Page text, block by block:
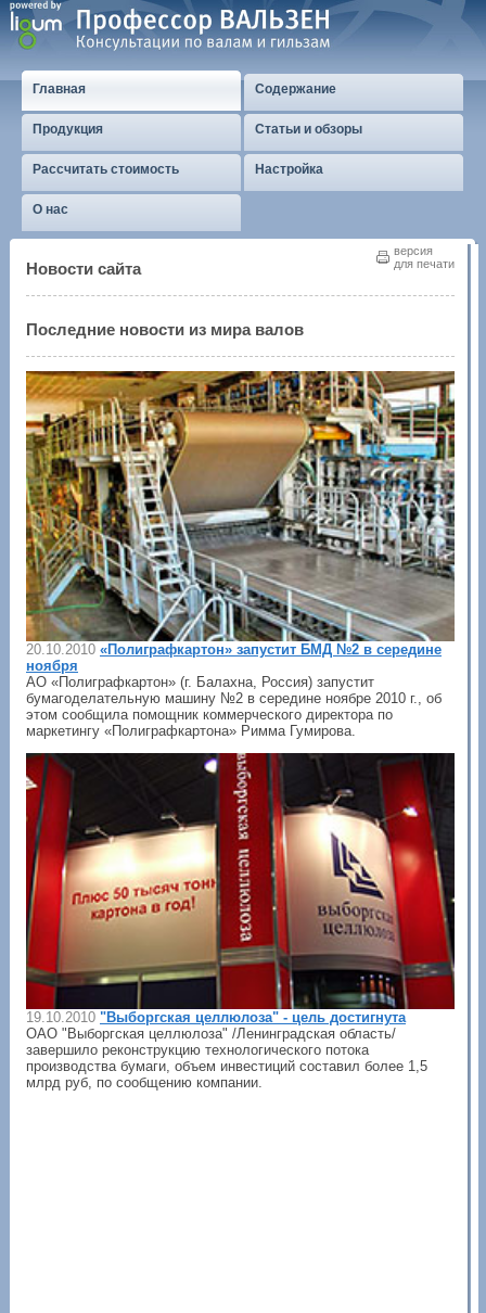
Главная Содержание
Продукция Статьи и обзоры
Рассчитать стоимость Настройка
О нас
версия
для печати
Новости сайта
Последние новости из мира валов
20.10.2010 «Полиграфкартон» запустит БМД №2 в середине
ноября
АО «Полиграфкартон» (г. Балахна, Россия) запустит
бумагоделательную машину №2 в середине ноябре 2010 г., об
этом сообщила помощник коммерческого директора по
маркетингу «Полиграфкартона» Римма Гумирова.
19.10.2010 "Выборгская целлюлоза" - цель достигнута
ОАО "Выборгская целлюлоза" /Ленинградская область/
завершило реконструкцию технологического потока
производства бумаги, объем инвестиций составил более 1,5
млрд руб, по сообщению компании.